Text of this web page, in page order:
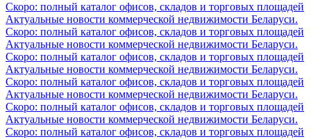
Скоро: полный каталог офисов, складов и торговых площадей
Актуальные новости коммерческой недвижимости Беларуси.
Скоро: полный каталог офисов, складов и торговых площадей
Актуальные новости коммерческой недвижимости Беларуси.
Скоро: полный каталог офисов, складов и торговых площадей
Актуальные новости коммерческой недвижимости Беларуси.
Скоро: полный каталог офисов, складов и торговых площадей
Актуальные новости коммерческой недвижимости Беларуси.
Скоро: полный каталог офисов, складов и торговых площадей
Актуальные новости коммерческой недвижимости Беларуси.
Скоро: полный каталог офисов, складов и торговых площадей